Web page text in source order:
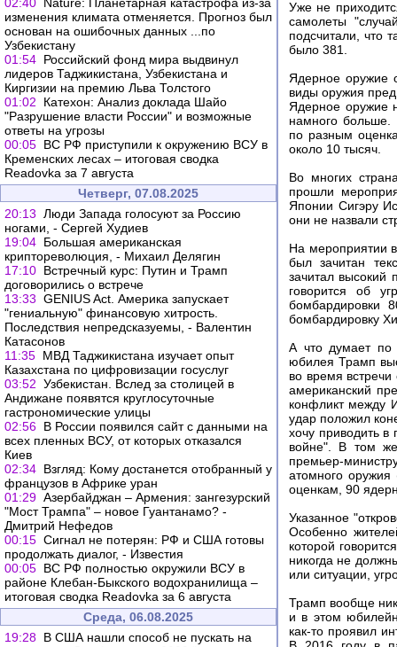
изменения климата отменяется. Прогноз был
основан на ошибочных данных ...по
Узбекистану
01:54 Российский фонд мира выдвинул
лидеров Таджикистана, Узбекистана и
Киргизии на премию Льва Толстого
01:02
Катехон: Анализ доклада Шайо
"Разрушение власти России" и возможные
ответы на угрозы
00:05 ВС РФ приступили к окружению ВСУ в
Кременских лесах – итоговая сводка
Readovka за 7 августа
Четверг, 07.08.2025
20:13 Люди Запада голосуют за Россию
ногами, - Сергей Худиев
19:04 Большая американская
криптореволюция, - Михаил Делягин
17:10 Встречный курс: Путин и Трамп
договорились о встрече
13:33 GENIUS Act. Америка запускает
"гениальную" финансовую хитрость.
Последствия непредсказуемы, - Валентин
Катасонов
11:35 МВД Таджикистана изучает опыт
Казахстана по цифровизации госуслуг
03:52 Узбекистан. Вслед за столицей в
Андижане появятся круглосуточные
гастрономические улицы
02:56 В России появился сайт с данными на
всех пленных ВСУ, от которых отказался
Киев
02:34 Взгляд: Кому достанется отобранный у
французов в Африке уран
01:29 Азербайджан – Армения: зангезурский
"Мост Трампа" – новое Гуантанамо? -
Дмитрий Нефедов
00:15 Сигнал не потерян: РФ и США готовы
продолжать диалог, - Известия
00:05 ВС РФ полностью окружили ВСУ в
районе Клебан-Быкского водохранилища –
итоговая сводка Readovka за 6 августа
Среда, 06.08.2025
19:28 В США нашли способ не пускать на
Уже не
самолеты
подсчитали, что
было 381.
Ядерное оружие
виды оружия
Ядерное оружие
намного больше.
по разным
около 10 тысяч.
Во многих
прошли
Японии Сигэру
они не назвали
На мероприятии
был зачитан
зачитал
говорится об
бомбардировки
бомбардировку
А что думает по
юбилея Трамп
во время
американский
конфликт между
удар положил
хочу приводить
войне". В том
премьер-
атомного оружия
оценкам, 90
Указанное
Особенно
которой
никогда не
или ситуации,
Трамп вообще
и в этом
как-то проявил